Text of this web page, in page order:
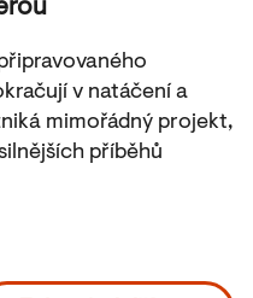
v natáčení a
mimořádný projekt,
příběhů